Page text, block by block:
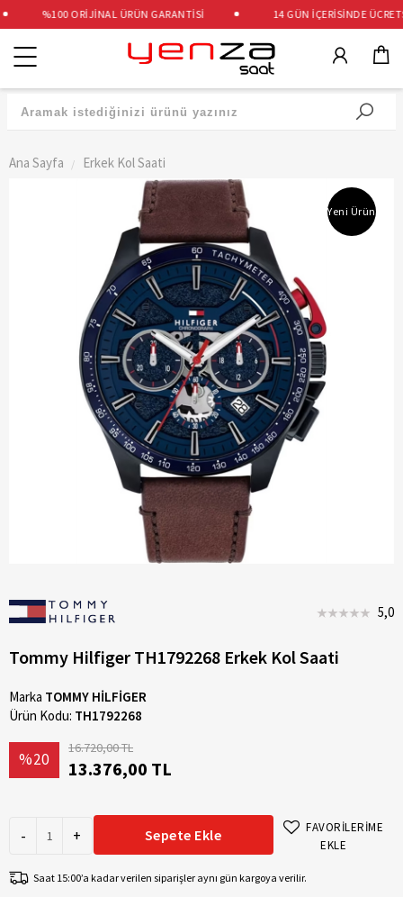
%100 ORİJİNAL ÜRÜN GARANTİSİ 14 GÜN İÇERİSİNDE
Kategoriler
Ana Sayfa Erkek Kol Saati
Yeni Ürün
5,0
Tommy Hilfiger TH1792268 Erkek Kol Saati
Marka TOMMY HİLFİGER
Ürün Kodu: TH1792268
%20
16.720,00 TL
13.376,00 TL
- + Sepete Ekle
FAVORİLERİME
EKLE
Saat 15:00’a kadar verilen siparişler aynı gün kargoya verilir.